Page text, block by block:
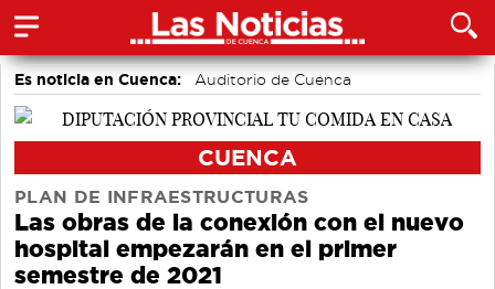
Es noticia en Cuenca: Auditorio de Cuenca
CUENCA
PLAN DE INFRAESTRUCTURAS
Las obras de la conexión con el nuevo
hospital empezarán en el primer
semestre de 2021